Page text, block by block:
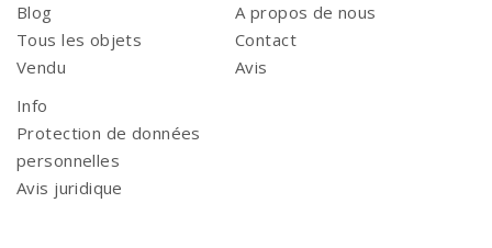
Blog
Tous les objets
Vendu
A propos de nous
Contact
Avis
Info
Protection de données
personnelles
Avis juridique